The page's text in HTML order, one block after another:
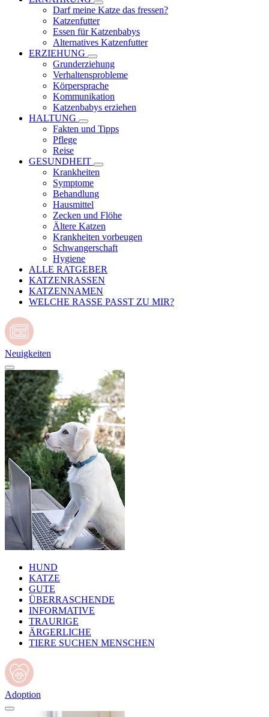
Darf meine Katze das fressen?
Katzenfutter
Essen für Katzenbabys
Alternatives Katzenfutter
ERZIEHUNG
Grunderziehung
Verhaltensprobleme
Körpersprache
Kommunikation
Katzenbabys erziehen
HALTUNG
Fakten und Tipps
Pflege
Reise
GESUNDHEIT
Krankheiten
Symptome
Behandlung
Hausmittel
Zecken und Flöhe
Ältere Katzen
Krankheiten vorbeugen
Schwangerschaft
Hygiene
ALLE RATGEBER
KATZENRASSEN
KATZENNAMEN
WELCHE RASSE PASST ZU MIR?
Neuigkeiten
HUND
KATZE
GUTE
ÜBERRASCHENDE
INFORMATIVE
TRAURIGE
ÄRGERLICHE
TIERE SUCHEN MENSCHEN
Adoption